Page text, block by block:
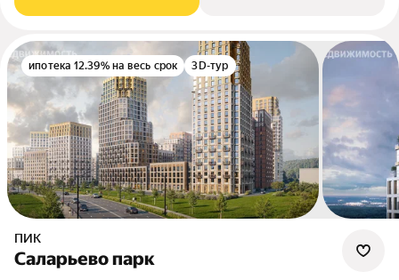
ипотека 12.39% на весь срок 3D-тур
ПИК
Саларьево парк